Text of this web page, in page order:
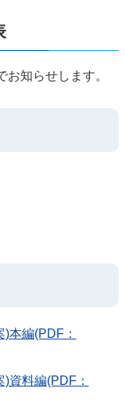
知らせします。
本編(PDF：
資料編(PDF：